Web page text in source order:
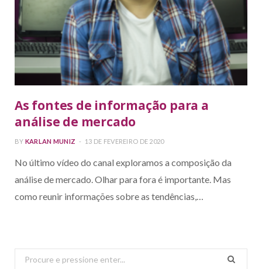
As fontes de informação para a
análise de mercado
BY KARLAN MUNIZ 13 DE FEVEREIRO DE 2020
No último vídeo do canal exploramos a composição da
análise de mercado. Olhar para fora é importante. Mas
como reunir informações sobre as tendências,…
Search